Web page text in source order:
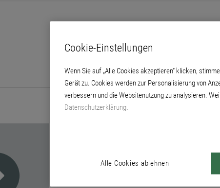
Cookie-Einstellungen
Wenn Sie auf „Alle Cookies akzeptieren“ klicken,
Gerät zu. Cookies werden zur Personalisierung von
verbessern und die Websitenutzung zu analysieren.
Datenschutzerklärung.
Alle Cookies ablehnen